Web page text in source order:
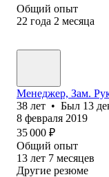
Общий опыт
22 года 2 месяца
Менеджер, Зам.
38 лет • Был 13
8 февраля 2019
35 000 ₽
Общий опыт
13 лет 7 месяцев
Другие резюме